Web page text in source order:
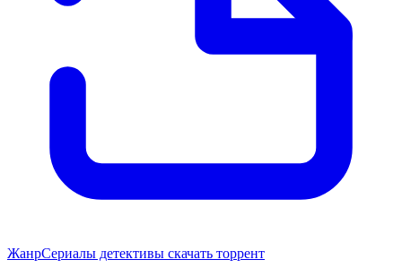
ЖанрСериалы детективы скачать торрент